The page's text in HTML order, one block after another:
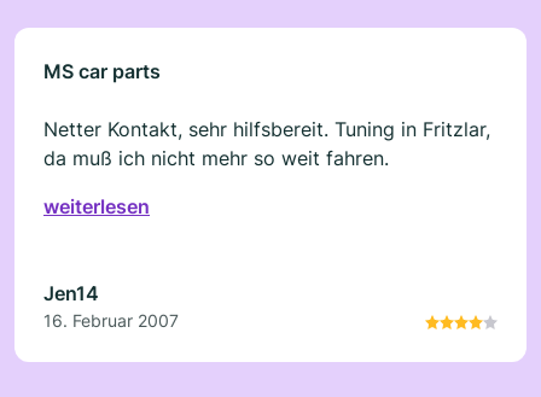
MS car parts
Netter Kontakt, sehr hilfsbereit. Tuning in Fritzlar,
da muß ich nicht mehr so weit fahren.
weiterlesen
Jen14
16. Februar 2007